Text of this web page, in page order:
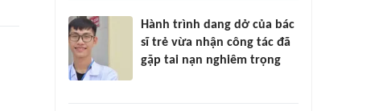
Hành trình dang dở của bác
sĩ trẻ vừa nhận công tác đã
gặp tai nạn nghiêm trọng